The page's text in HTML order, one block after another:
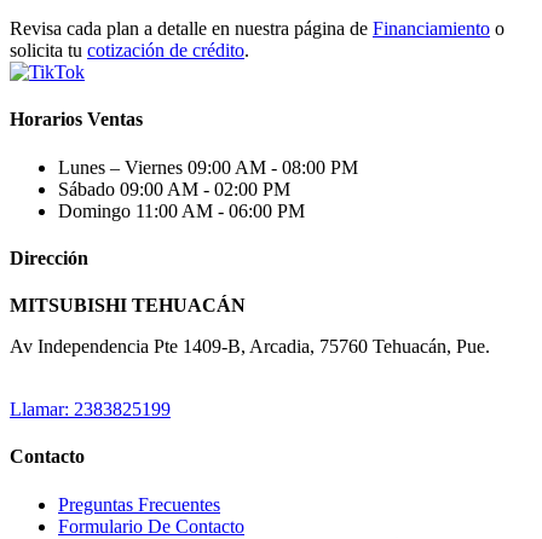
Revisa cada plan a detalle en nuestra página de Financiamiento o
solicita tu cotización de crédito.
Horarios Ventas
Lunes – Viernes 09:00 AM - 08:00 PM
Sábado 09:00 AM - 02:00 PM
Domingo 11:00 AM - 06:00 PM
Dirección
MITSUBISHI TEHUACÁN
Av Independencia Pte 1409-B, Arcadia, 75760 Tehuacán, Pue.
Llamar: 2383825199
Contacto
Preguntas Frecuentes
Formulario De Contacto